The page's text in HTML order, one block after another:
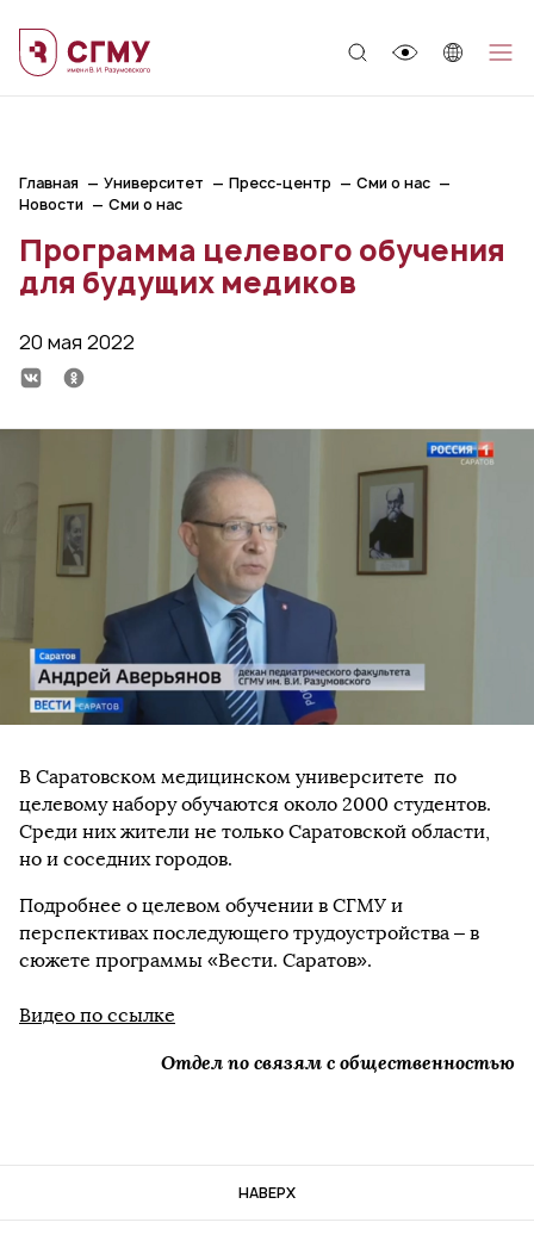
Главная Университет Пресс-центр
Сми о нас
Новости
Сми о нас
Программа целевого обучения
для будущих медиков
20 мая 2022
В Саратовском медицинском университете по
целевому набору обучаются около 2000 студентов.
Среди них жители не только Саратовской области,
но и соседних городов.
Подробнее о целевом обучении в СГМУ и
перспективах последующего трудоустройства – в
сюжете программы «Вести. Саратов».
Видео по ссылке
Отдел по связям с общественностью
НАВЕРХ